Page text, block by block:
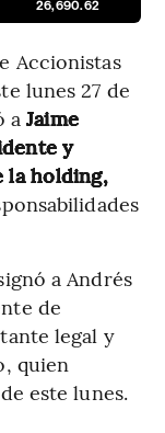
26,690.62
Accionistas
lunes 27 de
a Jaime
y
la holding,
a Andrés
de
legal y
quien
este lunes.